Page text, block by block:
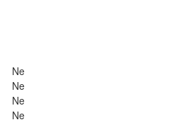
Ne
Ne
Ne
Ne